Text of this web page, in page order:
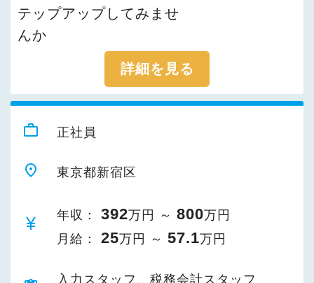
テップアップしてみませ
んか
詳細を見る
work_outline 正社員
place 東京都新宿区
currency_yen
年収： 392万円 ～ 800万円
月給： 25万円 ～ 57.1万円
入力スタッフ、税務会計スタッフ